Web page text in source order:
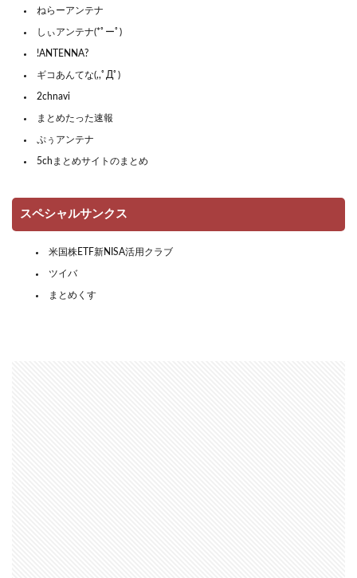
ねらーアンテナ
しぃアンテナ(*ﾟーﾟ)
!ANTENNA?
ギコあんてな(,,ﾟДﾟ)
2chnavi
まとめたった速報
ぷぅアンテナ
5chまとめサイトのまとめ
スペシャルサンクス
米国株ETF新NISA活用クラブ
ツイバ
まとめくす